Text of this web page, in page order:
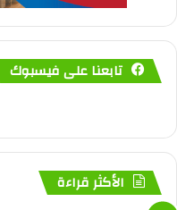
تابعنا على فيسبوك
الأكثر قراءة